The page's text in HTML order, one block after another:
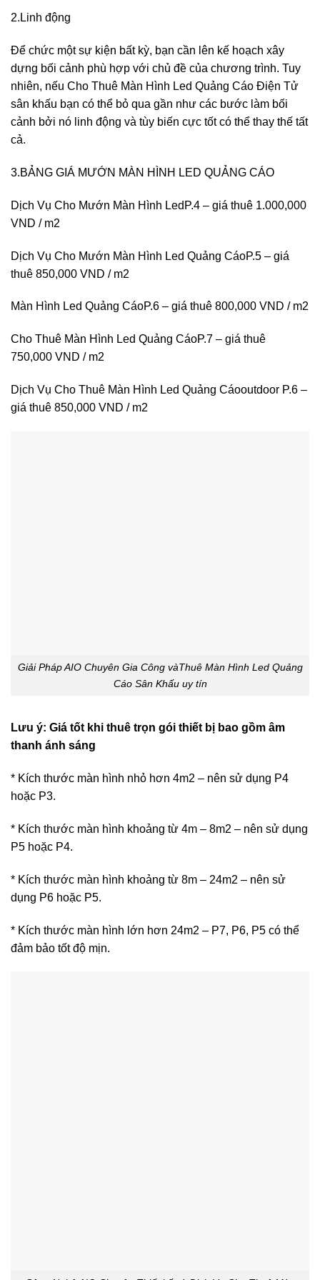
2.Linh động
Để chức một sự kiện bất kỳ, bạn cần lên kế hoạch xây
dựng bối cảnh phù hợp với chủ đề của chương trình. Tuy
nhiên, nếu Cho Thuê Màn Hình Led Quảng Cáo Điện Tử
sân khấu bạn có thể bỏ qua gần như các bước làm bối
cảnh bởi nó linh động và tùy biến cực tốt có thể thay thế tất
cả.
3.BẢNG GIÁ MƯỚN MÀN HÌNH LED QUẢNG CÁO
Dịch Vụ Cho Mướn Màn Hình LedP.4 – giá thuê 1.000,000
VND / m2
Dịch Vụ Cho Mướn Màn Hình Led Quảng CáoP.5 – giá
thuê 850,000 VND / m2
Màn Hình Led Quảng CáoP.6 – giá thuê 800,000 VND / m2
Cho Thuê Màn Hình Led Quảng CáoP.7 – giá thuê
750,000 VND / m2
Dịch Vụ Cho Thuê Màn Hình Led Quảng Cáooutdoor P.6 –
giá thuê 850,000 VND / m2
Giải Pháp AIO Chuyên Gia Công vàThuê Màn Hình Led Quảng
Cáo Sân Khấu uy tín
Lưu ý: Giá tốt khi thuê trọn gói thiết bị bao gồm âm
thanh ánh sáng
* Kích thước màn hình nhỏ hơn 4m2 – nên sử dụng P4
hoặc P3.
* Kích thước màn hình khoảng từ 4m – 8m2 – nên sử dụng
P5 hoặc P4.
* Kích thước màn hình khoảng từ 8m – 24m2 – nên sử
dụng P6 hoặc P5.
* Kích thước màn hình lớn hơn 24m2 – P7, P6, P5 có thể
đảm bảo tốt độ mịn.